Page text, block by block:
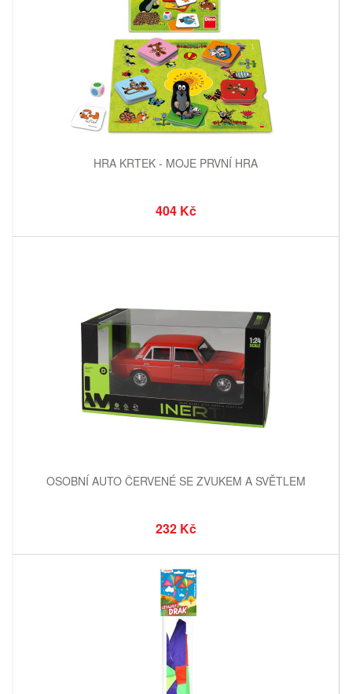
HRA KRTEK - MOJE PRVNÍ HRA
404 Kč
OSOBNÍ AUTO ČERVENÉ SE ZVUKEM A SVĚTLEM
232 Kč